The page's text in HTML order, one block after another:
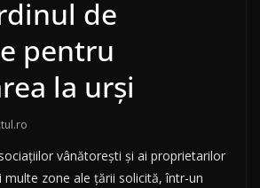
de
pentru
la urşi
vânătoreşti şi ai proprietarilor
multe zone ale ţării solicită, într-un